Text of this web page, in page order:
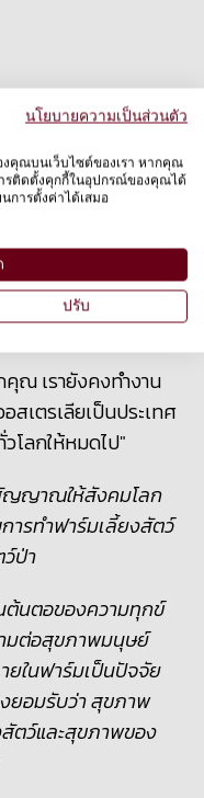
กพรากจากป่า เพื่อนำ
การค้าที่มีมูลค่าหลาย
ใช้ชีวิตอย่างทุกข์
โลกทำงานอย่าง
ยการนำมาเป็นสินค้า
พียงเพื่อผลประโยชน์
ณ เรายังคงทำงาน
สเตรเลียเป็นประเทศ
โลกให้หมดไป"
สัญญาณให้สังคมโลก
ารทำฟาร์มเลี้ยงสัตว์
ป่า
ต้นตอของความทุกข์
มต่อสุขภาพมนุษย์
ในฟาร์มเป็นปัจจัย
ยอมรับว่า สุขภาพ
ตว์และสุขภาพของ
นโยบายความเป็นส่วนตัว
งคุณบนเว็บไซต์ของเรา หากคุณ
รติดตั้งคุกกี้ในอุปกรณ์ของคุณได้
การตั้งค่าได้เสมอ
ปรับ